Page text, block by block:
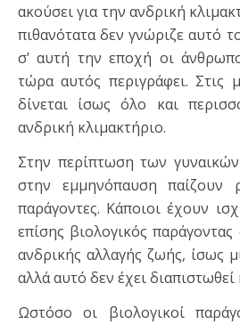
ακούσει για την ανδρική
πιθανότατα δεν γνώριζε αυτό
σ’ αυτή την εποχή οι
τώρα αυτός περιγράφει. Στις
δίνεται ίσως όλο και
ανδρική κλιμακτήριο.
Στην περίπτωση των
στην εμμηνόπαυση παίζουν
παράγοντες. Κάποιοι έχουν
επίσης βιολογικός
ανδρικής αλλαγής ζωής, ίσως
αλλά αυτό δεν έχει διαπιστωθεί
Ωστόσο οι βιολογικοί